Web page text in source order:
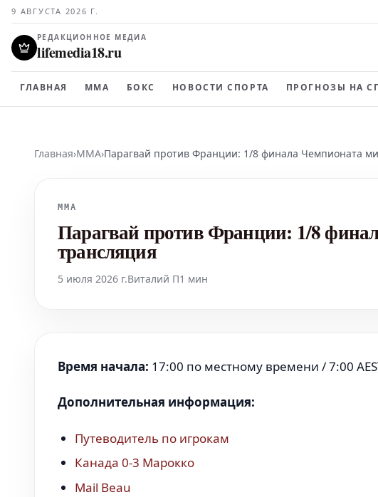
9 АВГУСТА 2026 Г.
РЕДАКЦИОННОЕ МЕДИА
lifemedia18.ru
ГЛАВНАЯ MMA БОКС НОВОСТИ СПОРТА ПРОГНОЗЫ НА
Главная›MMA›Парагвай против Франции: 1/8 финала Чемпионата
MMA
Парагвай против Франции: 1/8
трансляция
5 июля 2026 г.Виталий П1 мин
Время начала: 17:00 по местному времени / 7:00
Дополнительная информация:
Путеводитель по игрокам
Канада 0-3 Марокко
Mail Beau